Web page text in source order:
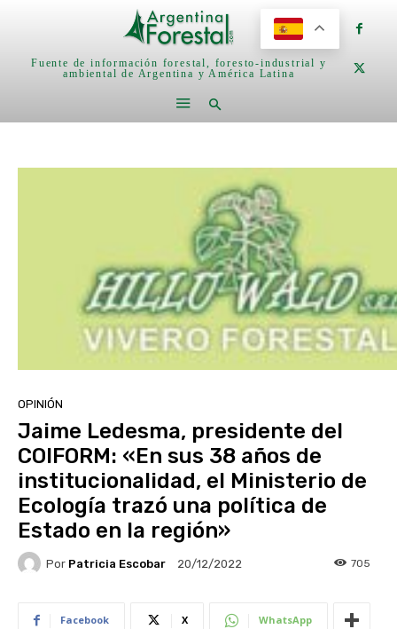
Fuente de información forestal, foresto-industrial y
ambiental de Argentina y América Latina
OPINIÓN
Jaime Ledesma, presidente del
COIFORM: «En sus 38 años de
institucionalidad, el Ministerio de
Ecología trazó una política de
Estado en la región»
Por Patricia Escobar 20/12/2022 705
Facebook X WhatsApp